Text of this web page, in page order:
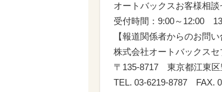
オートバックスお客様相
受付時間：9:00～12:00
【報道関係者からのお問い
株式会社オートバックス
〒135-8717 東京都江東
TEL. 03-6219-8787 FAX.